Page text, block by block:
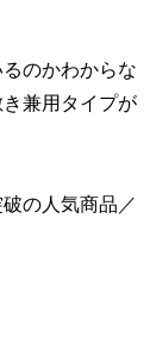
のかわからな
兼用タイプが
の人気商品／